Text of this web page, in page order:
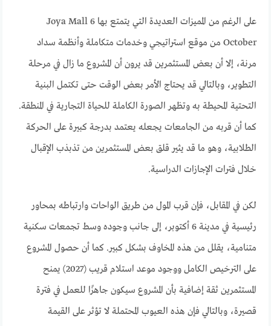
على الرغم من المميزات العديدة التي يتمتع بها Joya Mall 6
October من موقع استراتيجي وخدمات متكاملة وأنظمة سداد
مرنة، إلا أن بعض المستثمرين قد يرون أن المشروع ما زال في مرحلة
التطوير، وبالتالي قد يحتاج الأمر بعض الوقت حتى تكتمل البنية
التحتية المحيطة به وتظهر الصورة الكاملة للحياة التجارية في المنطقة.
كما أن قربه من الجامعات يجعله يعتمد بدرجة كبيرة على الحركة
الطلابية، وهو ما قد يثير قلق بعض المستثمرين من تذبذب الإقبال
خلال فترات الإجازات الدراسية.
لكن في المقابل، فإن قرب المول من طريق الواحات وارتباطه بمحاور
رئيسية في مدينة 6 أكتوبر، إلى جانب وجوده وسط تجمعات سكنية
متنامية، يقلل من هذه المخاوف بشكل كبير. كما أن حصول المشروع
على الترخيص الكامل ووجود موعد استلام قريب (2027) يمنح
المستثمرين ثقة إضافية بأن المشروع سيكون جاهزًا للعمل في فترة
قصيرة، وبالتالي فإن هذه العيوب المحتملة لا تؤثر على القيمة